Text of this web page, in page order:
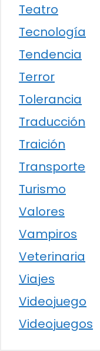
Teatro
Tecnología
Tendencia
Terror
Tolerancia
Traducción
Traición
Transporte
Turismo
Valores
Vampiros
Veterinaria
Viajes
Videojuego
Videojuegos